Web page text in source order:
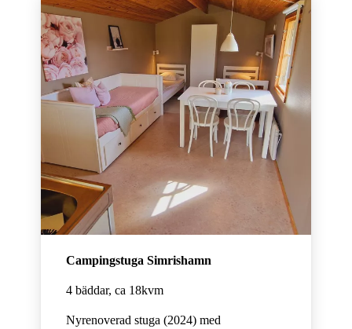
Campingstuga Simrishamn
4 bäddar, ca 18kvm
Nyrenoverad stuga (2024) med